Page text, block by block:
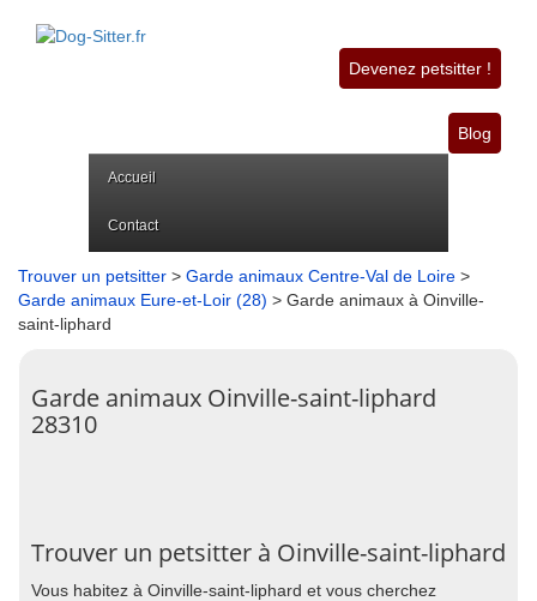
Devenez petsitter !
Blog
Accueil
Contact
Trouver un petsitter > Garde animaux Centre-Val de Loire >
Garde animaux Eure-et-Loir (28) > Garde animaux à Oinville-
saint-liphard
Garde animaux Oinville-saint-liphard
28310
Trouver un petsitter à Oinville-saint-liphard
Vous habitez à Oinville-saint-liphard et vous cherchez